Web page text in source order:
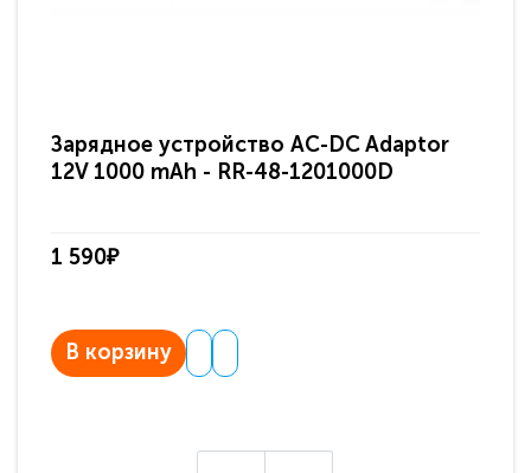
Зарядное устройство AC-DC Adaptor
12V 1000 mAh - RR-48-1201000D
1 590₽
В корзину